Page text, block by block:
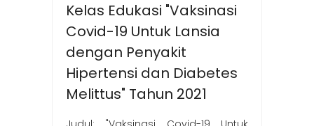
Kelas Edukasi "Vaksinasi
Covid-19 Untuk Lansia
dengan Penyakit
Hipertensi dan Diabetes
Melittus" Tahun 2021